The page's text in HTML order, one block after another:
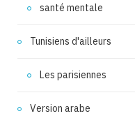
santé mentale
Tunisiens d'ailleurs
Les parisiennes
Version arabe